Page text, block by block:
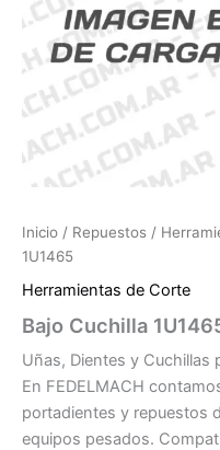
Inicio / Repuestos /
1U1465
Herramientas de Corte
Bajo Cuchilla
Uñas, Dientes y Cuchillas
En FEDELMACH
portadientes y repuestos
equipos pesados.